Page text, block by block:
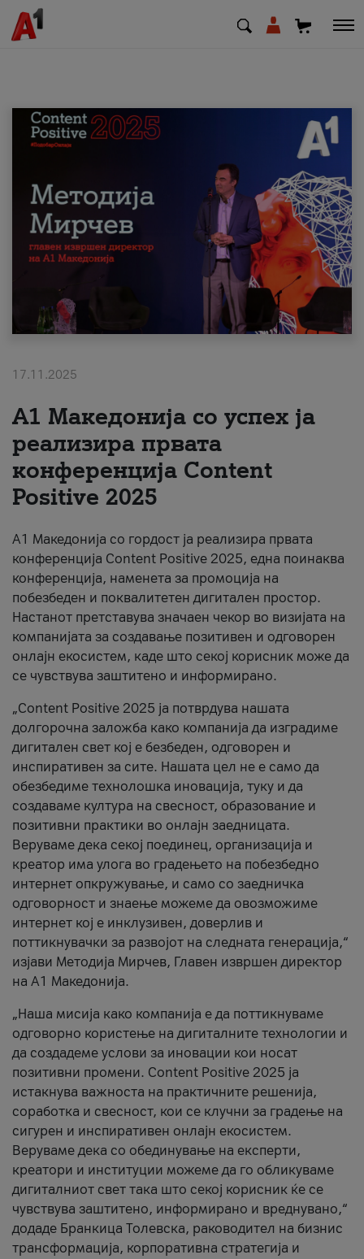
МК EN
Приватни Деловни
Поддршка
Надополни кредит
#ПодобарОнлајн
17.11.2025
А1 Македонија со успех ја
реализира првата
конференција Content
Positive 2025
А1 Македонија со гордост ја реализира првата
конференција Content Positive 2025, една поинаква
конференција, наменета за промоција на
побезбеден и поквалитетен дигитален простор.
Настанот претставува значаен чекор во визијата на
компанијата за создавање позитивен и одговорен
онлајн екосистем, каде што секој корисник може да
се чувствува заштитено и информирано.
„Content Positive 2025 ја потврдува нашата
долгорочна заложба како компанија да изградиме
дигитален свет кој е безбеден, одговорен и
инспиративен за сите. Нашата цел не е само да
обезбедиме технолошка иновација, туку и да
создаваме култура на свесност, образование и
позитивни практики во онлајн заедницата.
Веруваме дека секој поединец, организација и
креатор има улога во градењето на побезбедно
интернет опкружување, и само со заедничка
одговорност и знаење можеме да овозможиме
интернет кој е инклузивен, доверлив и
поттикнувачки за развојот на следната генерација,“
изјави Методија Мирчев, Главен извршен директор
на А1 Македонија.
„Наша мисија како компанија е да поттикнуваме
одговорно користење на дигиталните технологии и
да создадеме услови за иновации кои носат
позитивни промени. Content Positive 2025 ја
истакнува важноста на практичните решенија,
соработка и свесност, кои се клучни за градење на
сигурен и инспиративен онлајн екосистем.
Веруваме дека со обединување на експерти,
креатори и институции можеме да го обликуваме
дигиталниот свет така што секој корисник ќе се
чувствува заштитено, информирано и вреднувано,“
додаде Бранкица Толевска, раководител на бизнис
трансформација, корпоративна стратегија и